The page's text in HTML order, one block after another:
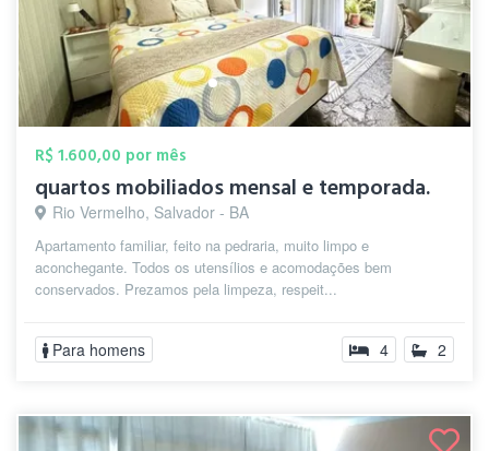
R$ 1.600,00 por mês
quartos mobiliados mensal e temporada.
Rio Vermelho, Salvador - BA
Apartamento familiar, feito na pedraria, muito limpo e
aconchegante. Todos os utensílios e acomodações bem
conservados. Prezamos pela limpeza, respeit...
Para homens 4 2